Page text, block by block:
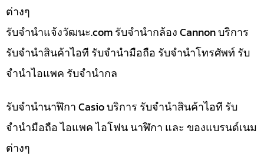
ต่างๆ
รับจํานําแจ้งวัฒนะ.com รับจำนำกล้อง Cannon บริการ
รับจำนำสินค้าไอที รับจำนำมือถือ รับจำนำโทรศัพท์ รับ
จำนำไอแพค รับจำนำกล
รับจำนำนาฬิกา Casio บริการ รับจำนำสินค้าไอที รับ
จำนำมือถือ ไอแพค ไอโฟน นาฬิกา และ ของแบรนด์เนม
ต่างๆ